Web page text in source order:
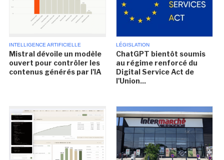
INTELLIGENCE ARTIFICIELLE
Mistral dévoile un modèle
ouvert pour contrôler les
contenus générés par l'IA
LÉGISLATION
ChatGPT bientôt soumis
au régime renforcé du
Digital Service Act de
l'Union...